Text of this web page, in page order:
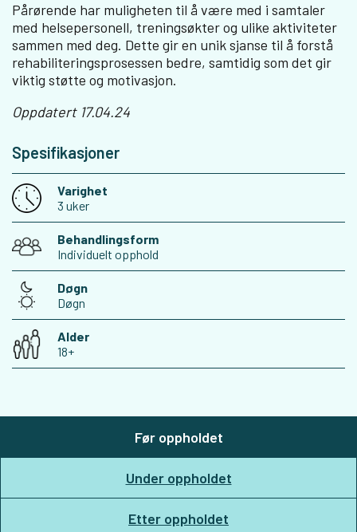
Pårørende har muligheten til å være med i samtaler
med helsepersonell, treningsøkter og ulike aktiviteter
sammen med deg. Dette gir en unik sjanse til å forstå
rehabiliteringsprosessen bedre, samtidig som det gir
viktig støtte og motivasjon.
Oppdatert 17.04.24
Spesifikasjoner
Varighet
3 uker
Behandlingsform
Individuelt opphold
Døgn
Døgn
Alder
18+
Før oppholdet
Under oppholdet
Etter oppholdet